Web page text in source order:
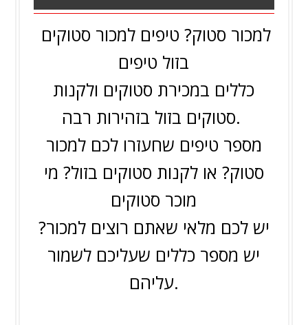
בזול טיפים
כללים במכירת סטוקים ולקנות
סטוקים בזול בזהירות רבה.
מספר טיפים שחעזרו לכם למכור
סטוק? או לקנות סטוקים בזול? מי
מוכר סטוקים
יש לכם מלאי שאתם רוצים למכור?
יש מספר כללים שעליכם לשמור
עליהם.